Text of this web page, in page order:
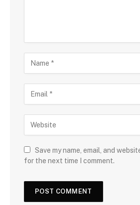
Save my name, email, and
for the next time I comment.